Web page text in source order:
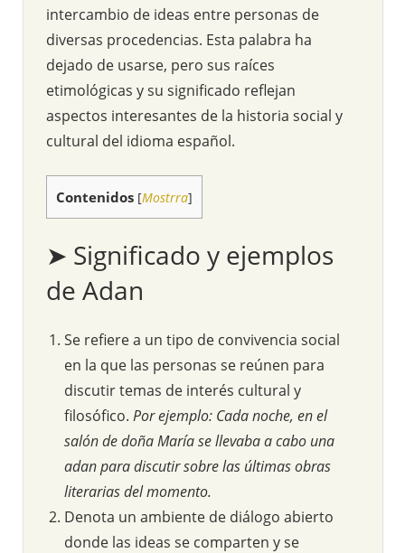
intercambio de ideas entre personas de
diversas procedencias. Esta palabra ha
dejado de usarse, pero sus raíces
etimológicas y su significado reflejan
aspectos interesantes de la historia social y
cultural del idioma español.
Contenidos [Mostrra]
➤ Significado y ejemplos
de Adan
Se refiere a un tipo de convivencia social
en la que las personas se reúnen para
discutir temas de interés cultural y
filosófico. Por ejemplo: Cada noche, en el
salón de doña María se llevaba a cabo una
adan para discutir sobre las últimas obras
literarias del momento.
Denota un ambiente de diálogo abierto
donde las ideas se comparten y se